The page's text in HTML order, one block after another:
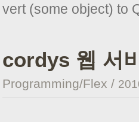
vert (some object) to
cordys 웹 서
Programming/Flex /